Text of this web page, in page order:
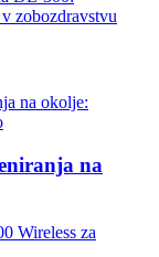
zobozdravstvu
na